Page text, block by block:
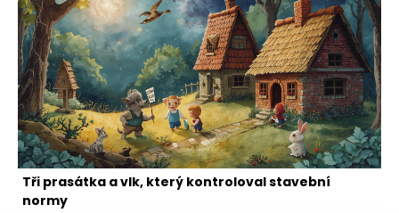
Tři prasátka a vlk, který kontroloval stavební
normy